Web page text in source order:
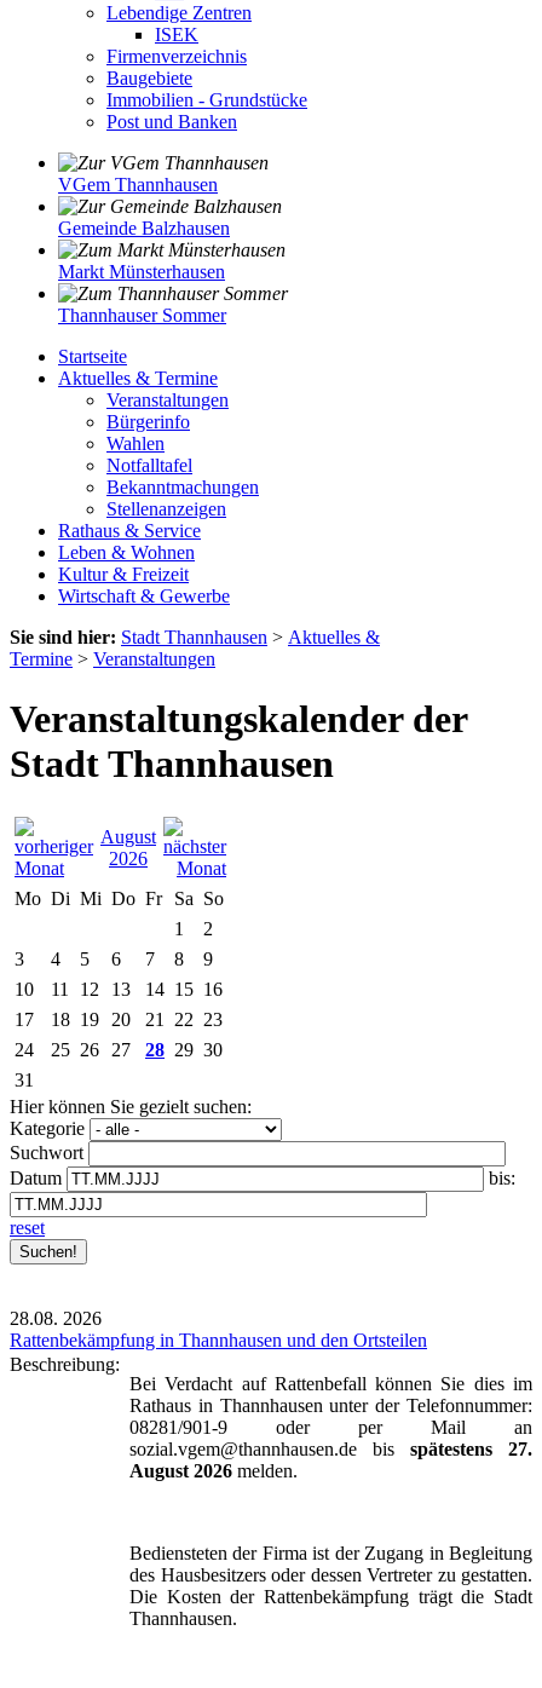
Lebendige Zentren
ISEK
Firmenverzeichnis
Baugebiete
Immobilien - Grundstücke
Post und Banken
VGem Thannhausen
Gemeinde Balzhausen
Markt Münsterhausen
Thannhauser Sommer
Startseite
Aktuelles & Termine
Veranstaltungen
Bürgerinfo
Wahlen
Notfalltafel
Bekanntmachungen
Stellenanzeigen
Rathaus & Service
Leben & Wohnen
Kultur & Freizeit
Wirtschaft & Gewerbe
Sie sind hier: Stadt Thannhausen > Aktuelles &
Termine > Veranstaltungen
Veranstaltungskalender der
Stadt Thannhausen
August
2026
Mo Di Mi Do Fr Sa So
1
2
3
4 5 6 7 8
9
10
11 12 13 14 15 16
17
18 19 20 21 22 23
24
25 26 27 28 29 30
31
Hier können Sie gezielt suchen:
Kategorie
Suchwort
Datum
bis:
reset
28.08. 2026
Rattenbekämpfung in Thannhausen und den Ortsteilen
Beschreibung:
Bei Verdacht auf Rattenbefall können Sie dies im
Rathaus in Thannhausen unter der Telefonnummer:
08281/901-9 oder per Mail an
sozial.vgem@thannhausen.de bis spätestens 27.
August 2026 melden.
Bediensteten der Firma ist der Zugang in Begleitung
des Hausbesitzers oder dessen Vertreter zu gestatten.
Die Kosten der Rattenbekämpfung trägt die Stadt
Thannhausen.